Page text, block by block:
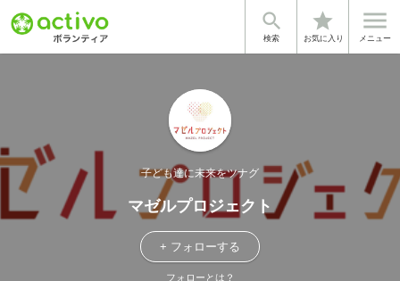

検索
star
お気に入り

メニュー
子ども達に未来をツナグ
マゼルプロジェクト
+ フォローする
フォローとは？